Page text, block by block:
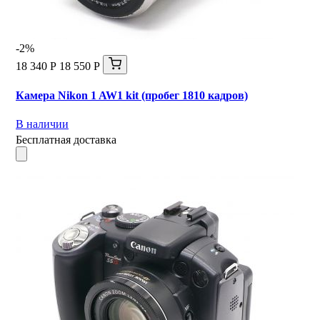
-2%
18 340 Р 18 550 Р
Камера Nikon 1 AW1 kit (пробег 1810 кадров)
В наличии
Бесплатная доставка